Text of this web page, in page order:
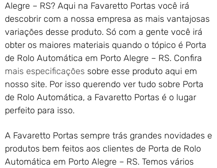
Enrolar em Nova Iguaçu – RJ
Portão de Garagem de
Enrolar em Nova Friburgo –
RJ
Alegre – RS? Aqui na Favaretto Portas você irá
descobrir com a nossa empresa as mais vantajosas
variações desse produto. Só com a gente você irá
obter os maiores materiais quando o tópico é Porta
de Rolo Automática em Porto Alegre – RS. Confira
mais especificações sobre esse produto aqui em
nosso site. Por isso querendo ver tudo sobre Porta
de Rolo Automática, a Favaretto Portas é o lugar
perfeito para isso.
A Favaretto Portas sempre trás grandes novidades e
produtos bem feitos aos clientes de Porta de Rolo
Automática em Porto Alegre – RS. Temos vários